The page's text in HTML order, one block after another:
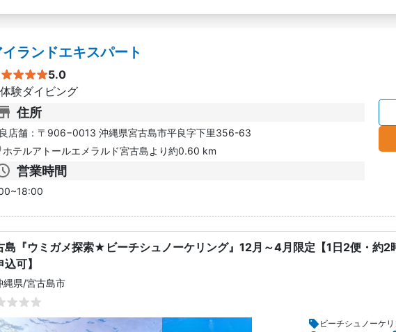
ランドエキスパート
5.0
体験ダイビング
住所
店舗：〒906−0013 沖縄県宮古島市平良字下里356-63
ホテルアトールエメラルド宮古島より約0.60 km
営業時間
島『ウミガメ探索★ビーチシュノーケリング』12月～4月限定【1日2便・約2
可】
縄県/宮古島市
ビーチシュノーケ